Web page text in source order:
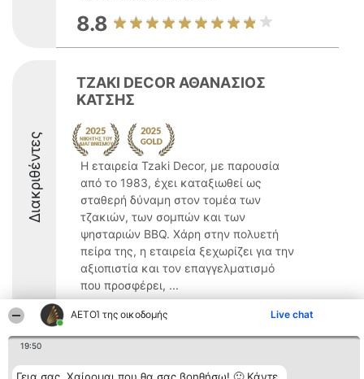
ΑΕΤΟΊ της οικοδομής Live chat
19:50
8.8
Διακριθέντες
TZAKI DECOR ΑΘΑΝΑΣΙΟΣ
ΚΑΤΣΗΣ
Η εταιρεία Tzaki Decor, με παρουσία
από το 1983, έχει καταξιωθεί ως
σταθερή δύναμη στον τομέα των
τζακιών, των σομπών και των
ψησταριών BBQ. Χάρη στην πολυετή
πείρα της, η εταιρεία ξεχωρίζει για την
αξιοπιστία και τον επαγγελματισμό
που προσφέρει, ...
8.9
Διοργανωτής της
Κατάταξη Επικοινωνία